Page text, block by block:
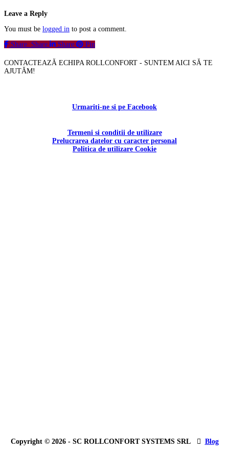
Leave a Reply
You must be logged in to post a comment.
Share Share Share Pin
CONTACTEAZĂ ECHIPA ROLLCONFORT - SUNTEM AICI SĂ TE
AJUTĂM!
Urmariti-ne si pe Facebook
Termeni si conditii de utilizare
Prelucrarea datelor cu caracter personal
Politica de utilizare Cookie
Copyright © 2026 - SC ROLLCONFORT SYSTEMS SRL
Blog